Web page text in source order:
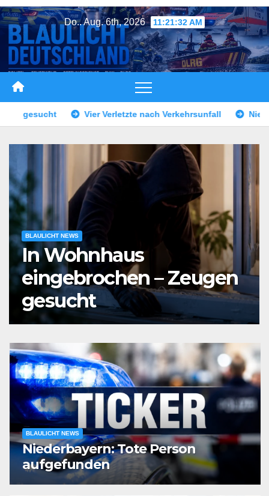
Zum
Inhalt
springen
Do.. Aug. 6th, 2026 11:21:34 AM
nach Verkehrsunfall Niederbayern: Verkehrsunfall mit
BLAULICHT NEWS
Vier Verletzte nach
Verkehrsunfall
BLAULICHT NEWS
Niederbayern: Tote Person
aufgefunden